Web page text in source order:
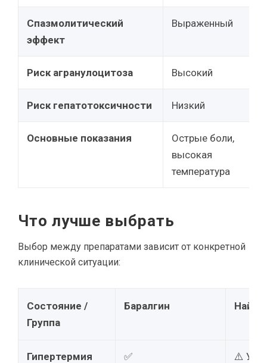
Спазмолитический
эффект
Выраженный
Риск агранулоцитоза Высокий
Риск гепатотоксичности Низкий
Основные показания
Острые боли,
высокая
температура
Что лучше выбрать
Выбор между препаратами зависит от конкретной
клинической ситуации:
Состояние /
Группа
Баралгин
Гипертермия
✅
⚠️